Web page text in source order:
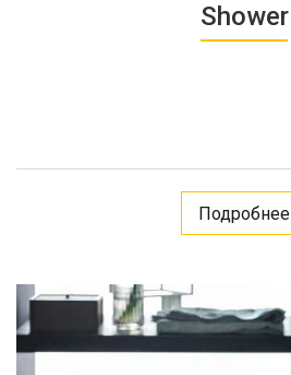
Shower
Подробнее